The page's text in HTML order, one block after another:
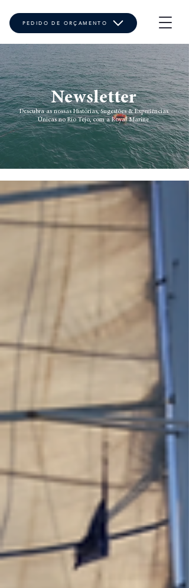
PEDIDO DE ORÇAMENTO
Newsletter
Descubra as nossas Histórias, Sugestões & Experiências
Únicas no Rio Tejo, com a Royal Marine